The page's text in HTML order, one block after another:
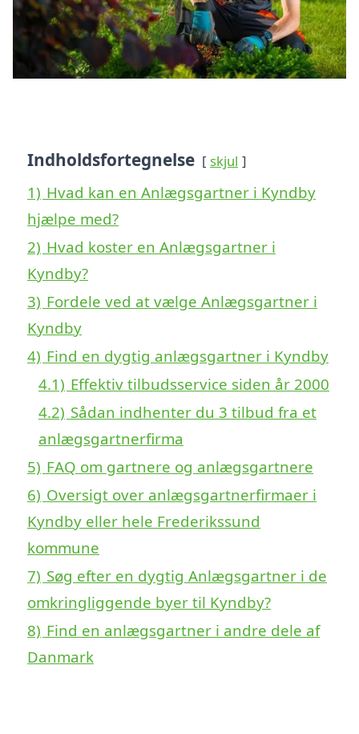
Indholdsfortegnelse skjul
1) Hvad kan en Anlægsgartner i Kyndby
hjælpe med?
2) Hvad koster en Anlægsgartner i
Kyndby?
3) Fordele ved at vælge Anlægsgartner i
Kyndby
4) Find en dygtig anlægsgartner i Kyndby
4.1) Effektiv tilbudsservice siden år 2000
4.2) Sådan indhenter du 3 tilbud fra et
anlægsgartnerfirma
5) FAQ om gartnere og anlægsgartnere
6) Oversigt over anlægsgartnerfirmaer i
Kyndby eller hele Frederikssund
kommune
7) Søg efter en dygtig Anlægsgartner i de
omkringliggende byer til Kyndby?
8) Find en anlægsgartner i andre dele af
Danmark